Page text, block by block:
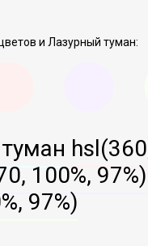
и Лазурный туман:
100%, 97%)
97%)